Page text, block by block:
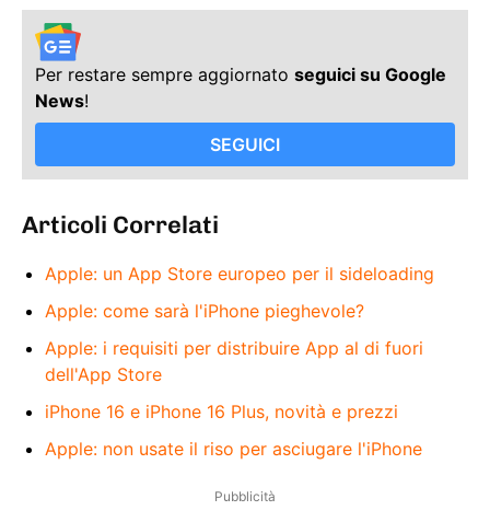
Per restare sempre aggiornato seguici su Google
News!
SEGUICI
Articoli Correlati
Apple: un App Store europeo per il sideloading
Apple: come sarà l'iPhone pieghevole?
Apple: i requisiti per distribuire App al di fuori
dell'App Store
iPhone 16 e iPhone 16 Plus, novità e prezzi
Apple: non usate il riso per asciugare l'iPhone
Pubblicità